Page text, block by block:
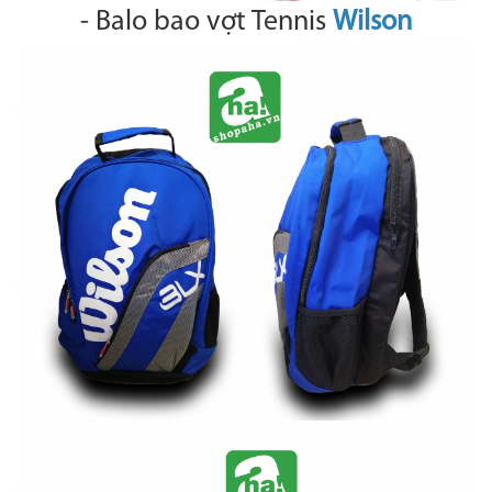
- Balo bao vợt Tennis Wilson